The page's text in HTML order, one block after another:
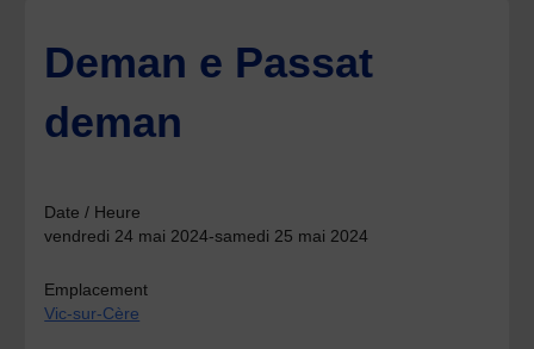
Deman e Passat
deman
Date / Heure
vendredi 24 mai 2024-samedi 25 mai 2024
Emplacement
Vic-sur-Cère